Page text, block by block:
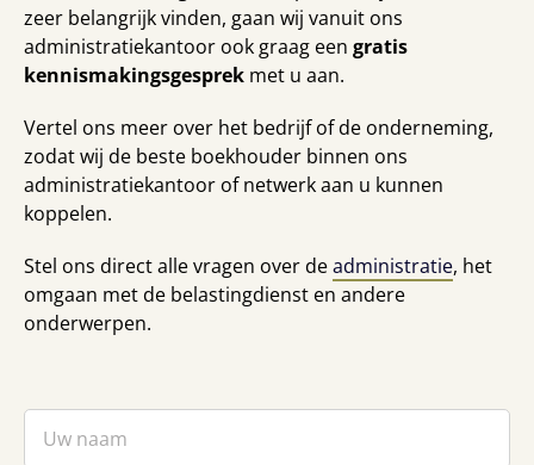
zeer belangrijk vinden, gaan wij vanuit ons
administratiekantoor ook graag een gratis
kennismakingsgesprek met u aan.
Vertel ons meer over het bedrijf of de onderneming,
zodat wij de beste boekhouder binnen ons
administratiekantoor of netwerk aan u kunnen
koppelen.
Stel ons direct alle vragen over deadministratie, het
omgaan met de belastingdienst en andere
onderwerpen.
naam